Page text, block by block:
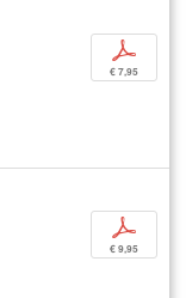
p
€ 7,95
p
€ 9,95